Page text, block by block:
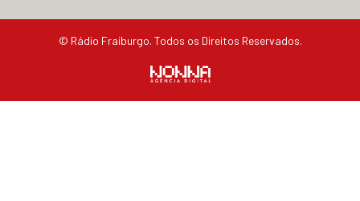
© Rádio Fraiburgo. Todos os Direitos Reservados.